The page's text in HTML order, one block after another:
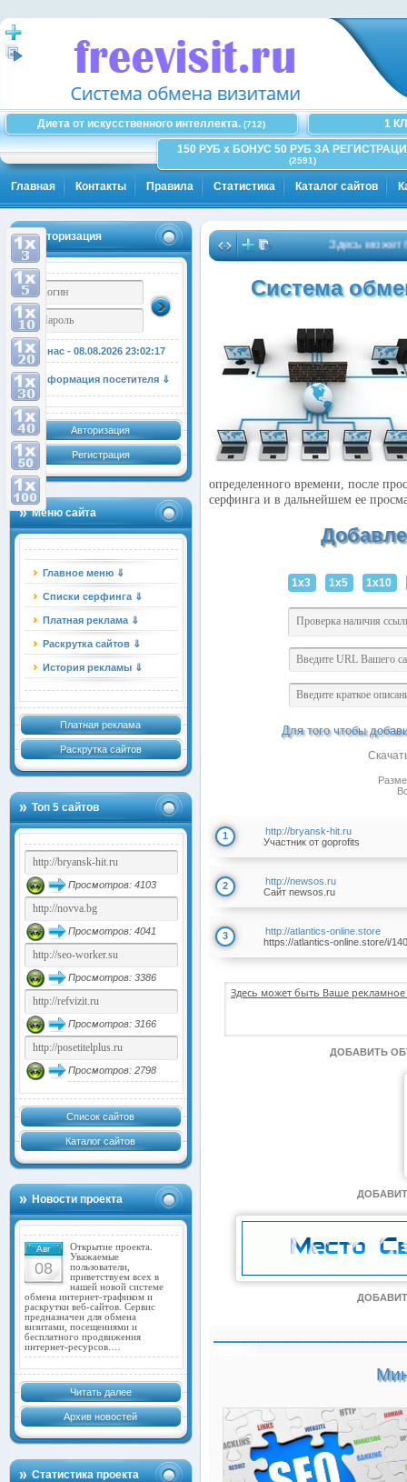
Диета от искусственного интеллекта. (712)
1
150 РУБ x БОНУС 50 РУБ ЗА
(2591)
Главная Контакты Правила Статистика Каталог сайтов
Авторизация
У нас - 08.08.2026 23:02:18
Информация посетителя ⇓
Авторизация
Регистрация
Меню сайта
Главное меню ⇓
Списки серфинга ⇓
Платная реклама ⇓
Раскрутка сайтов ⇓
История рекламы ⇓
Платная реклама
Раскрутка сайтов
Топ 5 сайтов
Просмотров: 4103
Просмотров: 4041
Просмотров: 3386
Просмотров: 3166
Просмотров: 2798
Список сайтов
Каталог сайтов
Новости проекта
Авг
08
Открытие проекта.
Уважаемые
пользователи,
приветствуем всех в
нашей новой системе
обмена интернет-трафиком и
раскрутки веб-сайтов. Сервис
предназначен для обмена
визитами, посещениями и
бесплатного продвижения
интернет-ресурсов.…
Читать далее
Архив новостей
Статистика проекта
Здесь может
Система
определенного времени, после
серфинга и в дальнейшем ее
1x3 1x5 1x10
Для того чтобы
1
http://bryansk-hit.ru
Участник от goprofits
2
http://newsos.ru
Сайт newsos.ru
3
http://atlantics-online.store
https://atlantics-online.store/i/
Здесь может быть Ваше
ДОБАВИТЬ